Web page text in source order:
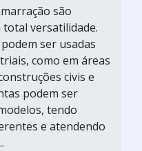
são
versatilidade.
ser usadas
como em áreas
civis e
podem ser
tendo
e atendendo